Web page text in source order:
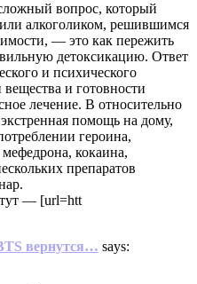
вопрос, который
алкоголиком, решившимся
— это как пережить
детоксикацию. Ответ
и психического
и готовности
лечение. В относительно
помощь на дому,
героина,
кокаина,
препаратов
— [url=htt
вернутся… says: